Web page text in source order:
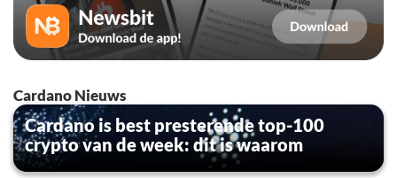
Cardano Nieuws
Cardano is best presterende top-100
crypto van de week: dit is waarom